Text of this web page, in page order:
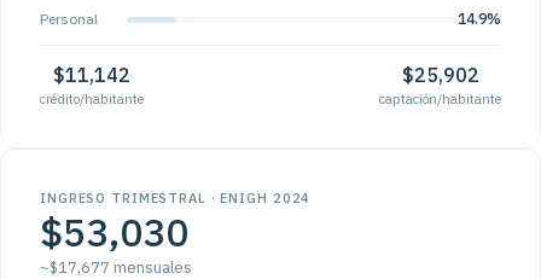
Personal
14.9%
$11,142
crédito/habitante
$25,902
captación/habitante
INGRESO TRIMESTRAL · ENIGH 2024
$53,030
~$17,677 mensuales